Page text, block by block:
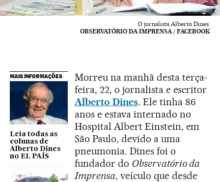
O jornalista Alberto Dines.
OBSERVATÓRIO DA IMPRENSA / FACEBOOK
MAIS INFORMAÇÕES
Leia todas as
colunas de
Alberto Dines
no EL PAÍS
Morreu na manhã desta terça-
feira, 22, o jornalista e escritor
Alberto Dines. Ele tinha 86
anos e estava internado no
Hospital Albert Einstein, em
São Paulo, devido a uma
pneumonia. Dines foi o
fundador do Observatório da
Imprensa, veículo que desde